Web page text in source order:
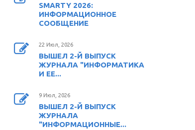
SMARTY 2026:
ИНФОРМАЦИОННОЕ
СООБЩЕНИЕ
22 Июл, 2026
ВЫШЕЛ 2-Й ВЫПУСК
ЖУРНАЛА "ИНФОРМАТИКА
И ЕЕ...
9 Июл, 2026
ВЫШЕЛ 2-Й ВЫПУСК
ЖУРНАЛА
"ИНФОРМАЦИОННЫЕ...